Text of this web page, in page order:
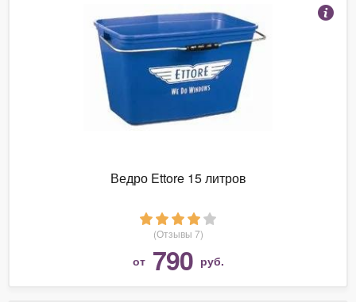
Ведро Ettore 15 литров
(Отзывы 7)
от 790 руб.